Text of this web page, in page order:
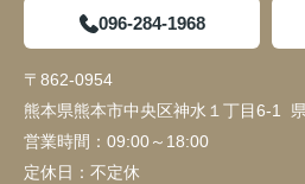
096-284-1968
〒862-0954
熊本県熊本市中央区神水１丁目6-1
営業時間： 09:00～18:00
定休日： 不定休